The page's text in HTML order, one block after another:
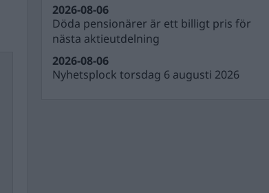
Döda pensionärer är ett billigt pris för
nästa aktieutdelning
2026-08-06
Nyhetsplock torsdag 6 augusti 2026
2026-08-06